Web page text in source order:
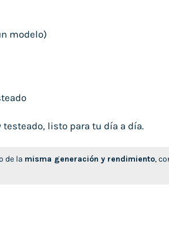
modelo)
listo para tu día a día.
de la misma generación y rendimiento,